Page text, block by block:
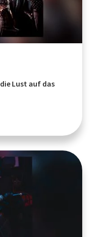
Lust auf das